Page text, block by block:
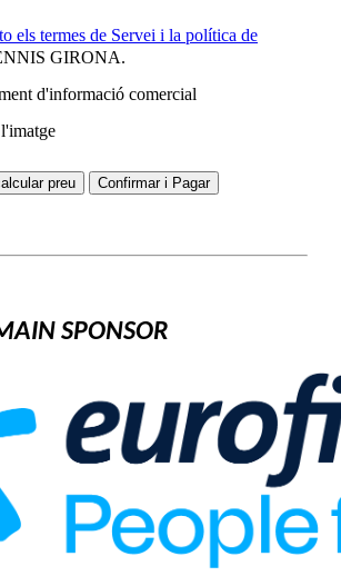
els termes de Servei i la política de
GIRONA.
d'informació comercial
SPONSOR